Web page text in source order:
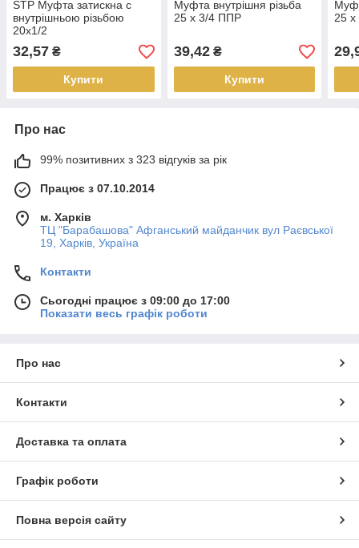
STP Муфта затискна c
внутрішньою різьбою
20х1/2
32,57 ₴
Купити
Муфта внутрішня різьба
25 х 3/4 ППР
39,42₴
Купити
25
Про нас
99% позитивних з 323 відгуків за рік
Працює з 07.10.2014
м. Харків
ТЦ "Барабашова" Афганський майданчик вул Раєвської
19, Харків, Україна
Контакти
Сьогодні працює з 09:00 до 17:00
Показати весь графік роботи
Про нас
Контакти
Доставка та оплата
Графік роботи
Повна версія сайту